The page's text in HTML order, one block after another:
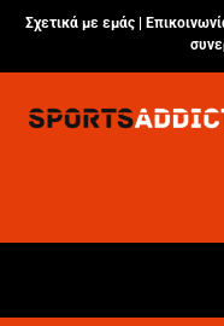
Σχετικά με εμάς |